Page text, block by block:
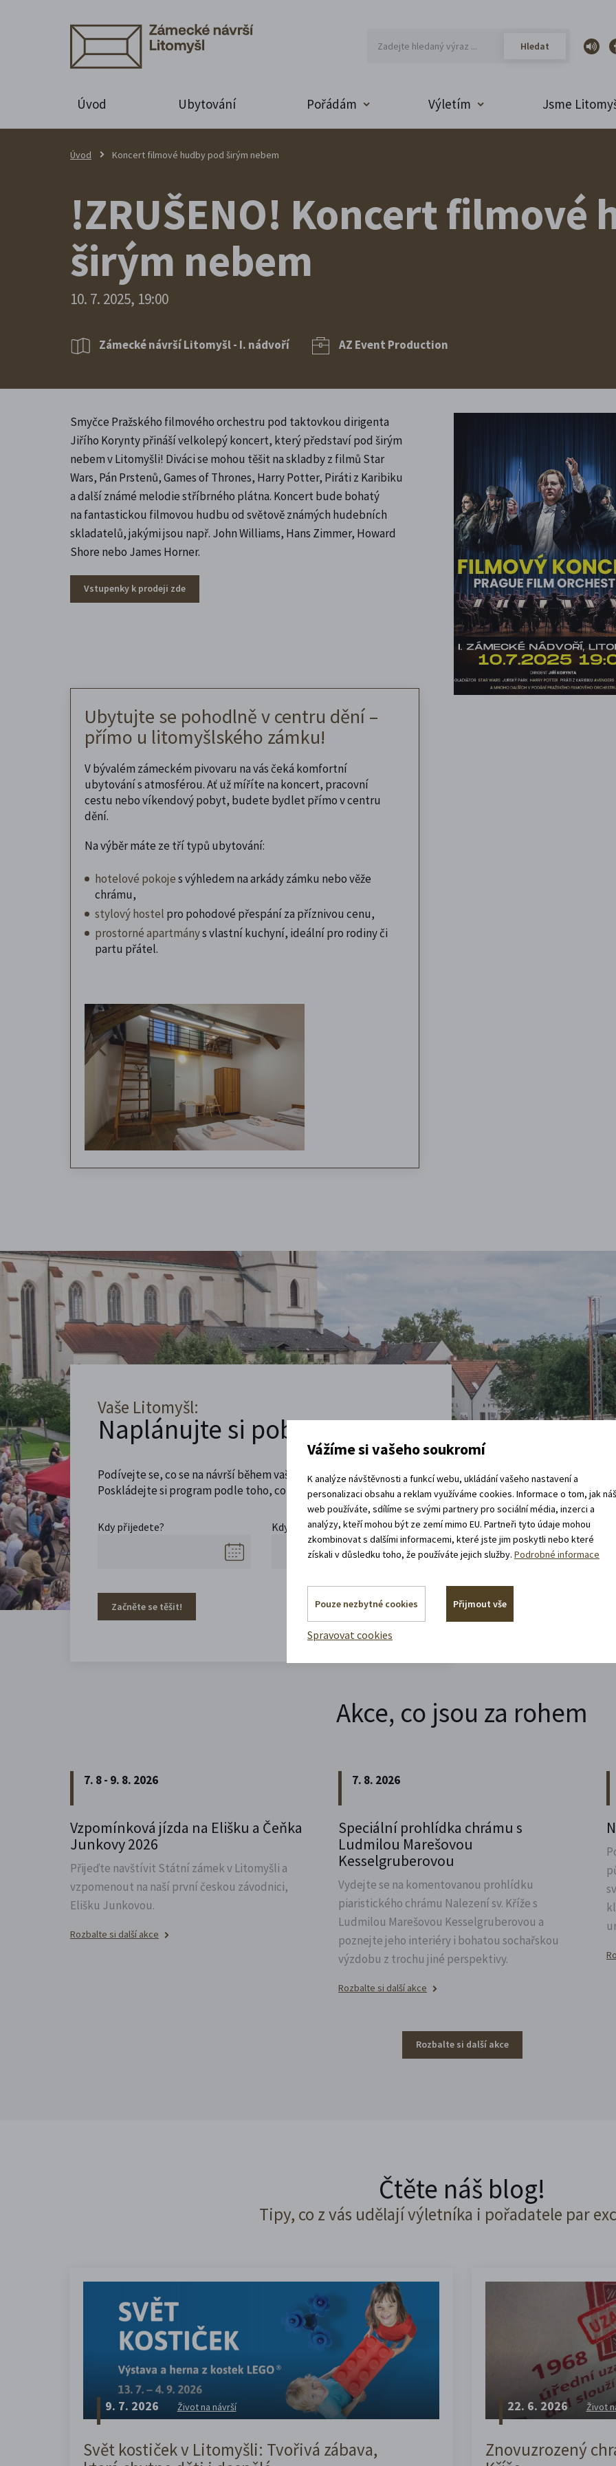
Úvod Ubytování Pořádám Výletím Jsme
Úvod Koncert filmové hudby pod širým nebem
!ZRUŠENO! Koncert filmové
širým nebem
10. 7. 2025, 19:00
Zámecké návrší Litomyšl - I. nádvoří AZ Event Production
Smyčce Pražského filmového orchestru pod taktovkou dirigenta
Jiřího Korynty přináší velkolepý koncert, který představí pod širým
nebem v Litomyšli! Diváci se mohou těšit na skladby z filmů Star
Wars, Pán Prstenů, Games of Thrones, Harry Potter, Piráti z Karibiku
a další známé melodie stříbrného plátna. Koncert bude bohatý
na fantastickou filmovou hudbu od světově známých hudebních
skladatelů, jakými jsou např. John Williams, Hans Zimmer, Howard
Shore nebo James Horner.
Vstupenky k prodeji zde
Ubytujte se pohodlně v centru dění –
přímo u litomyšlského zámku!
V bývalém zámeckém pivovaru na vás čeká komfortní
ubytování s atmosférou. Ať už míříte na koncert, pracovní
cestu nebo víkendový pobyt, budete bydlet přímo v centru
dění.
Na výběr máte ze tří typů ubytování:
hotelové pokojes výhledem na arkády zámku nebo věže
chrámu,
stylový hostel pro pohodové přespání za příznivou cenu,
prostorné apartmánys vlastní kuchyní, ideální pro rodiny či
partu přátel.
Vaše Litomyšl:
Naplánujte si pobyt
Podívejte se, co se na návrší během vaší návštěvy děje.
Poskládejte si program podle toho, co máte rádi.
Kdy přijedete? Kdy se vracíte domů?
Začněte se těšit!
Akce, co jsou za rohem
7. 8 - 9. 8. 2026
Vzpomínková jízda na Elišku a Čeňka
Junkovy 2026
Přijeďte navštívit Státní zámek v Litomyšli a
vzpomenout na naší první českou závodnici,
Elišku Junkovou.
Rozbalte si další akce
7. 8. 2026
Speciální prohlídka chrámu s
Ludmilou Marešovou
Kesselgruberovou
Vydejte se na komentovanou prohlídku
piaristického chrámu Nalezení sv. Kříže s
Ludmilou Marešovou Kesselgruberovou a
poznejte jeho interiéry i bohatou sochařskou
výzdobu z trochu jiné perspektivy.
Rozbalte si další akce
Rozbalte si další akce
Čtěte náš blog!
Tipy, co z vás udělají výletníka i pořadatele par
9. 7. 2026 Život na návrší
Svět kostiček v Litomyšli: Tvořivá zábava,
22. 6. 2026 Život
Znovuzrozený
Vážíme si vašeho soukromí
K analýze návštěvnosti a funkcí webu, ukládání vašeho nastavení a
personalizaci obsahu a reklam využíváme cookies. Informace o tom, jak
web používáte, sdílíme se svými partnery pro sociální média, inzerci a
analýzy, kteří mohou být ze zemí mimo EU. Partneři tyto údaje mohou
zkombinovat s dalšími informacemi, které jste jim poskytli nebo které
získali v důsledku toho, že používáte jejich služby.Podrobné informace
Pouze nezbytné cookies Přijmout vše
Spravovat cookies